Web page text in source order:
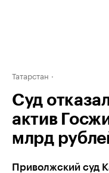
Татарстан
Суд
актив
млрд
Приволжский суд